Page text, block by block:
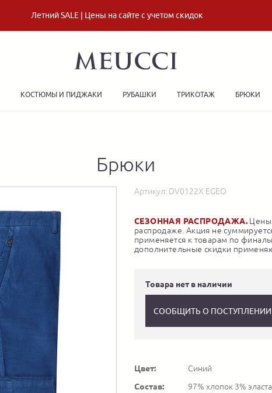
Летний SALE | Цены на сайте с учетом скидок
КОСТЮМЫ И ПИДЖАКИ РУБАШКИ ТРИКОТАЖ БРЮКИ
Брюки
Артикул: DV0122X EGEO
СЕЗОННАЯ РАСПРОДАЖА. Цены
распродаже. Акция не
применяется к товарам по
дополнительные скидки
Товара нет в наличии
СООБЩИТЬ О ПОСТУПЛЕНИИ
Цвет:
Синий
Состав:
97% хлопок 3%